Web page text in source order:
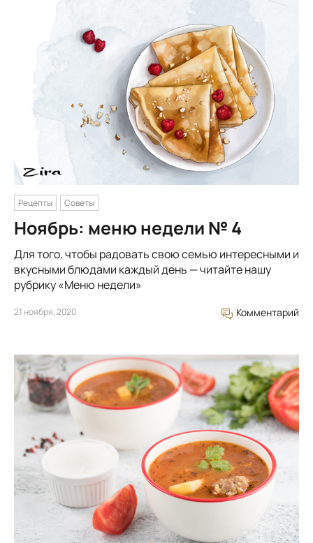
Рецепты Советы
Ноябрь: меню недели № 4
Для того, чтобы радовать свою семью интересными и
вкусными блюдами каждый день — читайте нашу
рубрику «Меню недели»
21 ноября, 2020 Комментарий